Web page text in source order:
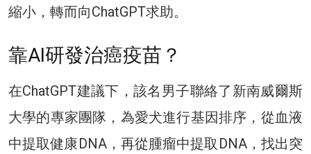
縮小，轉而向ChatGPT求助。
靠AI研發治癌疫苗？
在ChatGPT建議下，該名男子聯絡了新南威爾斯
大學的專家團隊，為愛犬進行基因排序，從血液
中提取健康DNA，再從腫瘤中提取DNA，找出突